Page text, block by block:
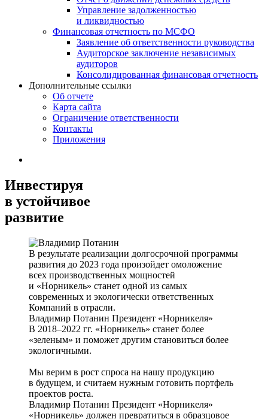
Управление задолженностью
и ликвидностью
Финансовая отчетность по МСФО
Заявление об ответственности руководства
Аудиторское заключение независимых
аудиторов
Консолидированная финансовая отчетность
Дополнительные ссылки
Об отчете
Карта сайта
Ограничение ответственности
Контакты
Приложения
Инвестируя
в устойчивое
развитие
В результате реализации долгосрочной программы
развития до 2023 года произойдет омоложение
всех производственных мощностей
и «Норникель» станет одной из самых
современных и экологически ответственных
Компаний в отрасли.
Владимир Потанин Президент «Норникеля»
В 2018–2022 гг. «Норникель» станет более
«зеленым» и поможет другим становиться более
экологичными.
Мы верим в рост спроса на нашу продукцию
в будущем, и считаем нужным готовить портфель
проектов роста.
Владимир Потанин Президент «Норникеля»
«Норникель» должен превратиться в образцовое